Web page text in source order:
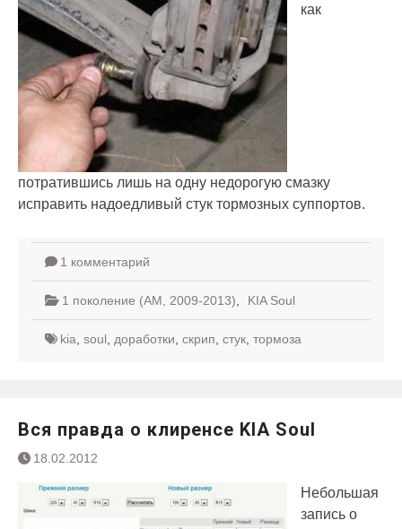
как
потратившись лишь на одну недорогую смазку
исправить надоедливый стук тормозных суппортов.
1 комментарий
1 поколение (AM, 2009-2013) KIA Soul
kia soul доработки скрип стук тормоза
Вся правда о клиренсе KIA Soul
18.02.2012
Небольшая
запись о